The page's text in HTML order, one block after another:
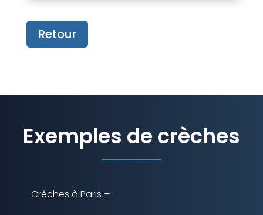
Retour
Exemples de crèches
Crèches à Paris +